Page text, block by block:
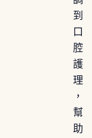
到
口
腔
護
理
，
幫
助